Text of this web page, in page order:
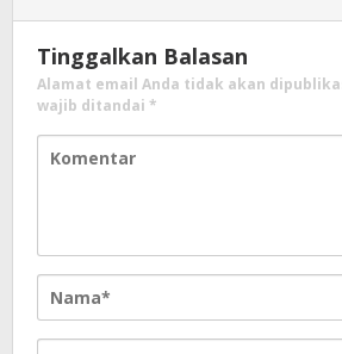
Tinggalkan Balasan
Alamat email Anda tidak akan
wajib ditandai *